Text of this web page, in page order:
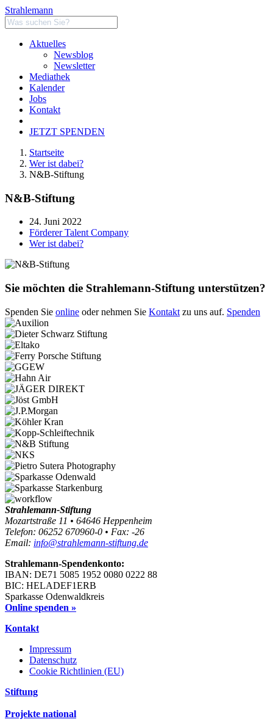
Strahlemann
Aktuelles
Newsblog
Newsletter
Mediathek
Kalender
Jobs
Kontakt
JETZT SPENDEN
Startseite
Wer ist dabei?
N&B-Stiftung
N&B-Stiftung
24. Juni 2022
Förderer Talent Company
Wer ist dabei?
Sie möchten die Strahlemann-Stiftung unterstützen?
Spenden Sie online oder nehmen Sie Kontakt zu uns auf. Spenden
Strahlemann-Stiftung
Mozartstraße 11 • 64646 Heppenheim
Telefon: 06252 670960-0 • Fax: -26
Email: info@strahlemann-stiftung.de
Strahlemann-Spendenkonto:
IBAN: DE71 5085 1952 0080 0222 88
BIC: HELADEF1ERB
Sparkasse Odenwaldkreis
Online spenden »
Kontakt
Impressum
Datenschutz
Cookie Richtlinien (EU)
Stiftung
Projekte national